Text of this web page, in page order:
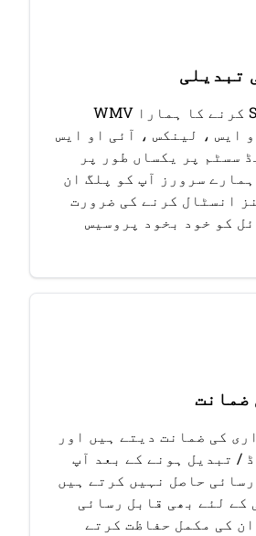
تبدیلی
کنورٹر کو SPH کرنے کا ہمارا WMV
ایس ، لینکس ، آئی او ایس
سسٹم پر یکساں طور پر
سرورز آپ کو پلگ ان
انسٹال کرنے کی ضرورت
کو خود بخود پروسیس
ضمانت
رازداری کی ضمانت دیتے ہیں اور
/ تبدیل ہونے کے بعد آپ
حاصل نہیں کرتے ہیں
کے لئے بھی قابل رسائی
کی مکمل حفاظت کرتے